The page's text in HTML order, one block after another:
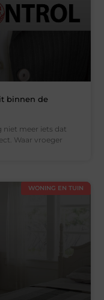
binnen de
niet meer iets dat
Waar vroeger
WONING EN TUIN